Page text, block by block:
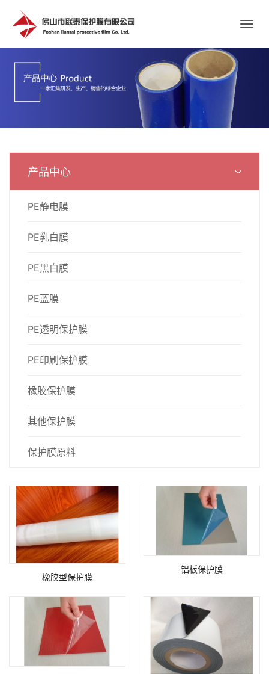
产品中心
PE静电膜
PE乳白膜
PE黑白膜
PE蓝膜
PE透明保护膜
PE印刷保护膜
橡胶保护膜
其他保护膜
保护膜原料
橡胶型保护膜
铝板保护膜